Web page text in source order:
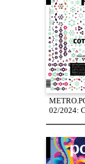
02/2024: